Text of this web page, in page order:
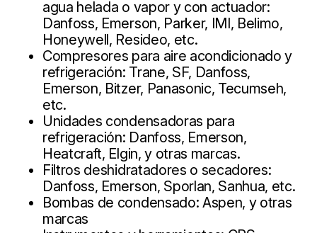
agua helada o vapor y con actuador:
Danfoss, Emerson, Parker, IMI, Belimo,
Honeywell, Resideo, etc.
Compresores para aire acondicionado y
refrigeración: Trane, SF, Danfoss,
Emerson, Bitzer, Panasonic, Tecumseh,
etc.
Unidades condensadoras para
refrigeración: Danfoss, Emerson,
Heatcraft, Elgin, y otras marcas.
Filtros deshidratadores o secadores:
Danfoss, Emerson, Sporlan, Sanhua, etc.
Bombas de condensado: Aspen, y otras
marcas